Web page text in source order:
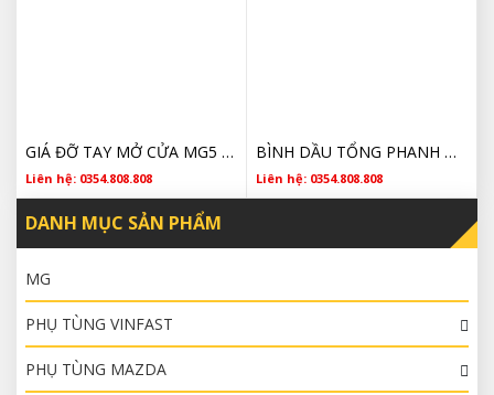
GIÁ ĐỠ TAY MỞ CỬA MG5 CHÍNH HÃNG
Liên hệ: 0354.808.808
BÌNH DẦU TỔNG PHANH MG5 CHÍNH HÃNG
Liên hệ: 0354.808.808
DANH MỤC SẢN PHẨM
MG
PHỤ TÙNG VINFAST
PHỤ TÙNG MAZDA